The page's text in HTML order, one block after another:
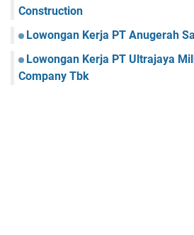
Construction
Lowongan Kerja PT Anugerah
Lowongan Kerja PT Ultrajaya
Company Tbk